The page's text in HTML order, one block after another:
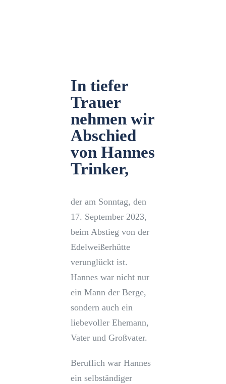
In tiefer
Trauer
nehmen wir
Abschied
von Hannes
Trinker,
der am Sonntag, den
17. September 2023,
beim Abstieg von der
Edelweißerhütte
verunglückt ist.
Hannes war nicht nur
ein Mann der Berge,
sondern auch ein
liebevoller Ehemann,
Vater und Großvater.
Beruflich war Hannes
ein selbständiger